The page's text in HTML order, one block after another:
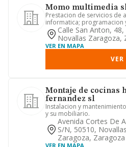
Momo multimedia
Prestacion de servicios de
informatica; programacion
informaticos
Calle San Anton,
Novallas Zaragoza,
VER EN MAPA
Montaje de cocinas
fernandez sl
Instalacion y
y su mobiliario.
Avenida Cortes De
S/n, 50510, Novallas
Zaragoza, Zaragoza
VER EN MAPA